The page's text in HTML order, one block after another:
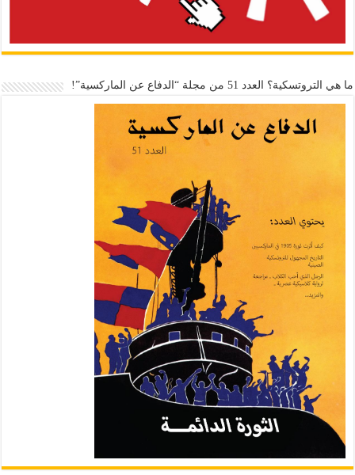
ما هي التروتسكية؟ العدد 51 من مجلة “الدفاع عن الماركسية”!